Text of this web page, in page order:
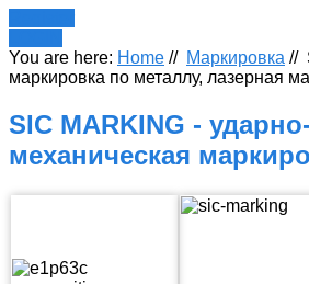
You are here: Home // Маркировка //
маркировка по металлу, лазерная
SIC MARKING - ударно-
механическая